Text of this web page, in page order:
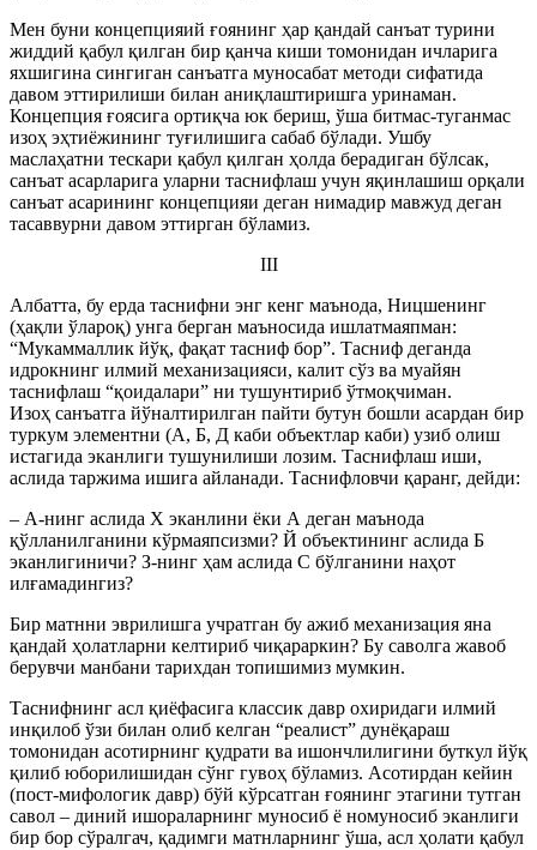
Мен буни концепцияий ғоянинг ҳар қандай санъат турини
жиддий қабул қилган бир қанча киши томонидан ичларига
яхшигина сингиган санъатга муносабат методи сифатида
давом эттирилиши билан аниқлаштиришга уринаман.
Концепция ғоясига ортиқча юк бериш, ўша битмас-туганмас
изоҳ эҳтиёжининг туғилишига сабаб бўлади. Ушбу
маслаҳатни тескари қабул қилган ҳолда берадиган бўлсак,
санъат асарларига уларни таснифлаш учун яқинлашиш орқали
санъат асарининг концепцияи деган нимадир мавжуд деган
тасаввурни давом эттирган бўламиз.
III
Албатта, бу ерда таснифни энг кенг маънода, Ницшенинг
(ҳақли ўлароқ) унга берган маъносида ишлатмаяпман:
“Мукаммаллик йўқ, фақат тасниф бор”. Тасниф деганда
идрокнинг илмий механизацияси, калит сўз ва муайян
таснифлаш “қоидалари” ни тушунтириб ўтмоқчиман.
Изоҳ санъатга йўналтирилган пайти бутун бошли асардан бир
туркум элементни (А, Б, Д каби объектлар каби) узиб олиш
истагида эканлиги тушунилиши лозим. Таснифлаш иши,
аслида таржима ишига айланади. Таснифловчи қаранг, дейди:
– А-нинг аслида Х эканлини ёки А деган маънода
қўлланилганини кўрмаяпсизми? Й объектининг аслида Б
эканлигиничи? З-нинг ҳам аслида С бўлганини наҳот
илғамадингиз?
Бир матнни эврилишга учратган бу ажиб механизация яна
қандай ҳолатларни келтириб чиқараркин? Бу саволга жавоб
берувчи манбани тарихдан топишимиз мумкин.
Таснифнинг асл қиёфасига классик давр охиридаги илмий
инқилоб ўзи билан олиб келган “реалист” дунёқараш
томонидан асотирнинг қудрати ва ишончлилигини буткул йўқ
қилиб юборилишидан сўнг гувоҳ бўламиз. Асотирдан кейин
(пост-мифологик давр) бўй кўрсатган ғоянинг этагини тутган
савол – диний ишораларнинг муносиб ё номуносиб эканлиги
бир бор сўралгач, қадимги матнларнинг ўша, асл ҳолати қабул